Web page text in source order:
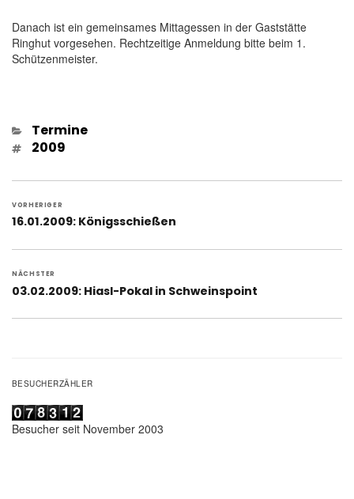
Danach ist ein gemeinsames Mittagessen in der Gaststätte
Ringhut vorgesehen. Rechtzeitige Anmeldung bitte beim 1.
Schützenmeister.
Kategorien
Termine
Schlagwörter
2009
Beitragsnavigation
VORHERIGER
Vorheriger
16.01.2009: Königsschießen
NÄCHSTER
Nächster
03.02.2009: Hiasl-Pokal in Schweinspoint
BESUCHERZÄHLER
Besucher seit November 2003